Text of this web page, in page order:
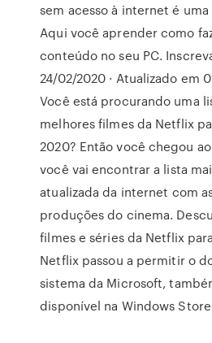
sem acesso à internet é
Aqui você aprender como
conteúdo no seu PC.
24/02/2020 · Atualizado em
Você está procurando uma
melhores filmes da Netflix
2020? Então você chegou
você vai encontrar a lista
atualizada da internet com
produções do cinema.
filmes e séries da Netflix
Netflix passou a permitir o
sistema da Microsoft,
disponível na Windows